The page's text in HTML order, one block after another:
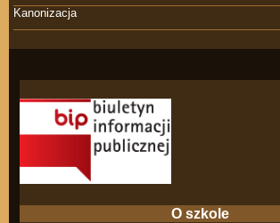
Kanonizacja
O szkole